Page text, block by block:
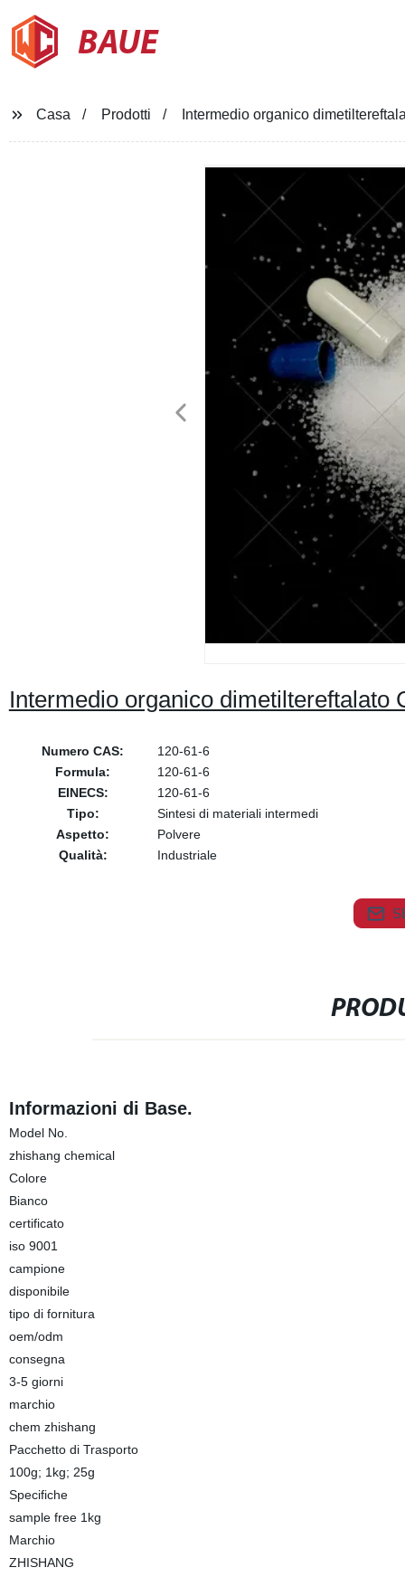
BAUE
Casa Prodotti Intermedio organico
Intermedio organico dimetiltereftalato
Numero CAS:
120-61-6
Formula:
120-61-6
EINECS:
120-61-6
Tipo:
Sintesi di materiali intermedi
Aspetto:
Polvere
Qualità:
Industriale
Informazioni di Base.
Model No.
zhishang chemical
Colore
Bianco
certificato
iso 9001
campione
disponibile
tipo di fornitura
oem/odm
consegna
3-5 giorni
marchio
chem zhishang
Pacchetto di Trasporto
100g; 1kg; 25g
Specifiche
sample free 1kg
Marchio
ZHISHANG